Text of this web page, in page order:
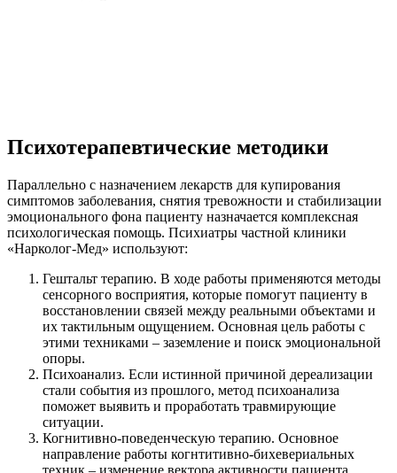
Психотерапевтические методики
Параллельно с назначением лекарств для купирования
симптомов заболевания, снятия тревожности и стабилизации
эмоционального фона пациенту назначается комплексная
психологическая помощь. Психиатры частной клиники
«Нарколог-Мед» используют:
Гештальт терапию. В ходе работы применяются методы
сенсорного восприятия, которые помогут пациенту в
восстановлении связей между реальными объектами и
их тактильным ощущением. Основная цель работы с
этими техниками – заземление и поиск эмоциональной
опоры.
Психоанализ. Если истинной причиной дереализации
стали события из прошлого, метод психоанализа
поможет выявить и проработать травмирующие
ситуации.
Когнитивно-поведенческую терапию. Основное
направление работы когнтитивно-бихевериальных